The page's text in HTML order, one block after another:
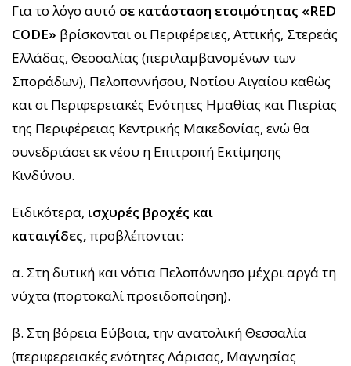
Για το λόγο αυτό σε κατάσταση ετοιμότητας «RED
CODE» βρίσκονται οι Περιφέρειες, Αττικής, Στερεάς
Ελλάδας, Θεσσαλίας (περιλαμβανομένων των
Σποράδων), Πελοποννήσου, Νοτίου Αιγαίου καθώς
και οι Περιφερειακές Ενότητες Ημαθίας και Πιερίας
της Περιφέρειας Κεντρικής Μακεδονίας, ενώ θα
συνεδριάσει εκ νέου η Επιτροπή Εκτίμησης
Κινδύνου.
Ειδικότερα, ισχυρές βροχές και
καταιγίδες, προβλέπονται:
α. Στη δυτική και νότια Πελοπόννησο μέχρι αργά τη
νύχτα (πορτοκαλί προειδοποίηση).
β. Στη βόρεια Εύβοια, την ανατολική Θεσσαλία
(περιφερειακές ενότητες Λάρισας, Μαγνησίας